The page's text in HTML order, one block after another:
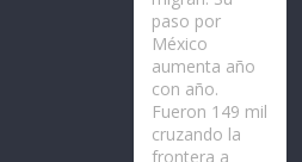
paso por
México
aumenta año
con año.
Fueron 149 mil
cruzando la
frontera a